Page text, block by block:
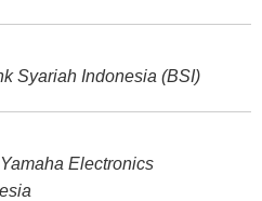
Syariah Indonesia (BSI)
Electronics